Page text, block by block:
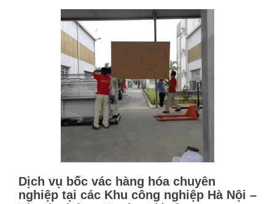
Dịch vụ bốc vác hàng hóa chuyên
nghiệp tại các Khu công nghiệp Hà Nội –